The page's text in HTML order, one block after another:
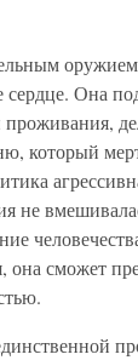
сердце. Она
который
не
она сможет